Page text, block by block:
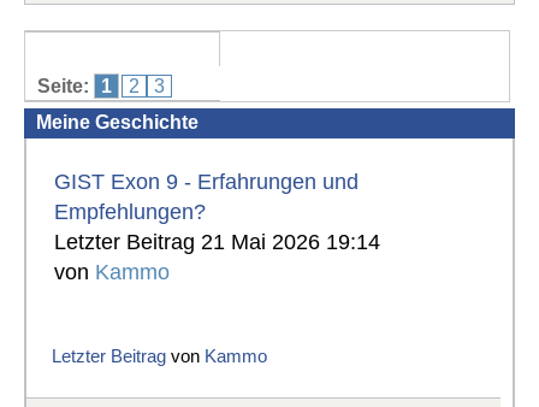
Seite: 1 2
3
Meine Geschichte
GIST Exon 9 - Erfahrungen und
Empfehlungen?
Letzter Beitrag 21 Mai 2026 19:14
von Kammo
Letzter Beitrag von Kammo